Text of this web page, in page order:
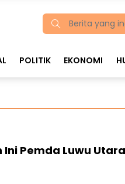
POLITIK EKONOMI
Pemda Luwu